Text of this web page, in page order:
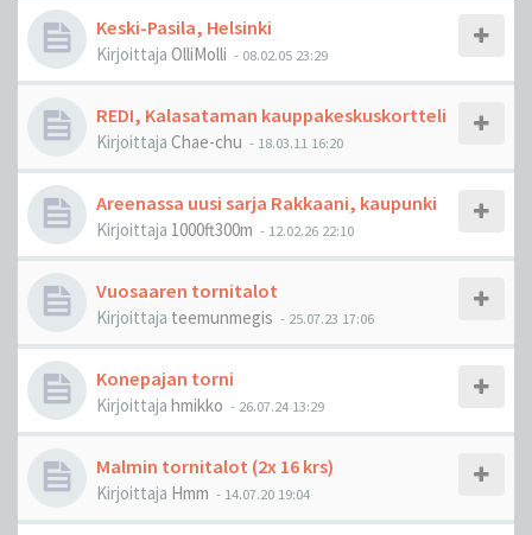
Keski-Pasila, Helsinki
Kirjoittaja OlliMolli - 08.02.05 23:29
REDI, Kalasataman kauppakeskuskortteli
Kirjoittaja Chae-chu - 18.03.11 16:20
Areenassa uusi sarja Rakkaani, kaupunki
Kirjoittaja 1000ft300m - 12.02.26 22:10
Vuosaaren tornitalot
Kirjoittaja teemunmegis - 25.07.23 17:06
Konepajan torni
Kirjoittaja hmikko - 26.07.24 13:29
Malmin tornitalot (2x 16 krs)
Kirjoittaja Hmm - 14.07.20 19:04